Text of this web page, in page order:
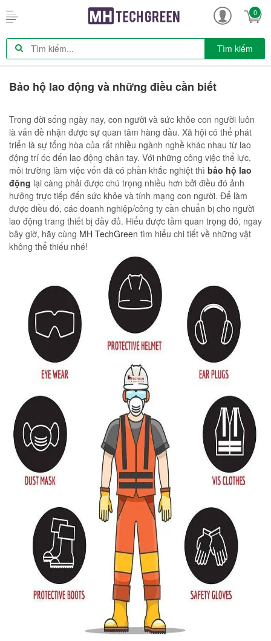
0
Tìm kiếm
Bảo hộ lao động và những điều cần biết
Trong đời sống ngày nay, con người và sức khỏe con người luôn
là vấn đề nhận được sự quan tâm hàng đầu. Xã hội có thể phát
triển là sự tổng hòa của rất nhiều ngành nghề khác nhau từ lao
động trí óc đến lao động chân tay. Với những công việc thể lực,
môi trường làm việc vốn đã có phần khắc nghiệt thì bảo hộ lao
động lại càng phải được chú trọng nhiều hơn bởi điều đó ảnh
hưởng trực tiếp đến sức khỏe và tính mạng con người. Để làm
được điều đó, các doanh nghiệp/công ty cần chuẩn bị cho người
lao động trang thiết bị đầy đủ. Hiểu được tầm quan trọng đó, ngay
bây giờ, hãy cùng MH TechGreen tìm hiểu chi tiết về những vật
không thể thiếu nhé!